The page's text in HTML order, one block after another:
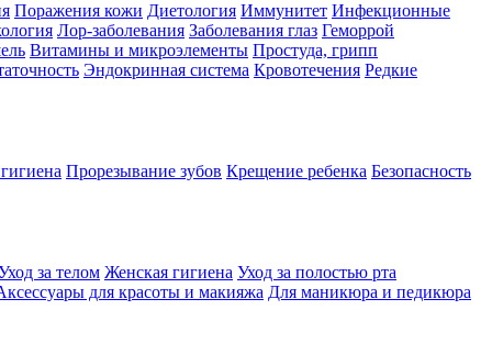
Поражения кожи Диетология Иммунитет Инфекционные
Лор-заболевания Заболевания глаз Геморрой
Витамины и микроэлементы Простуда, грипп
Эндокринная система Кровотечения Редкие
Прорезывание зубов Крещение ребенка Безопасность
за телом Женская гигиена Уход за полостью рта
для красоты и макияжа Для маникюра и педикюра